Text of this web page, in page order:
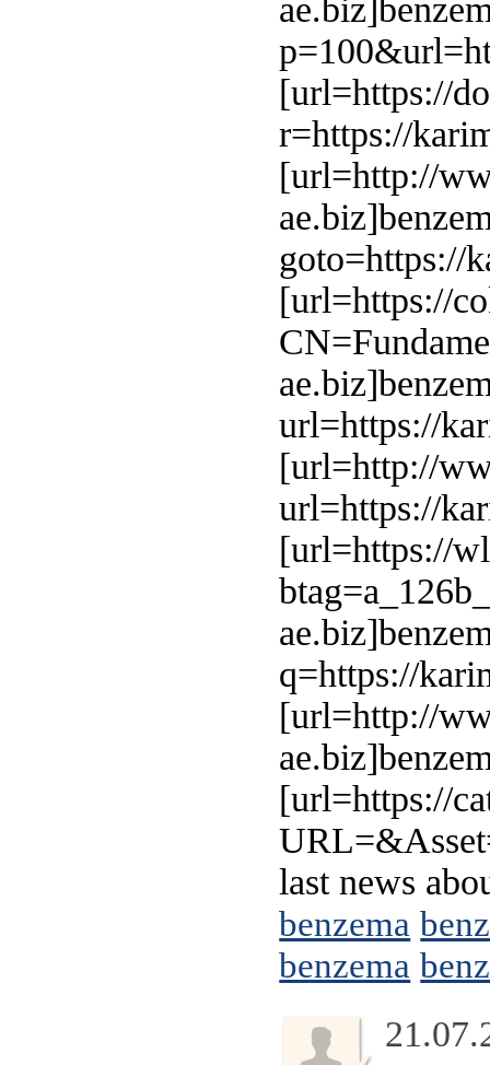
[url=https://
r=https://
[url=http://
goto=https://
[url=https://
url=https://
[url=http://
url=https://
[url=https://
q=https://
[url=http://
[url=https://
last news
benzema
benzema